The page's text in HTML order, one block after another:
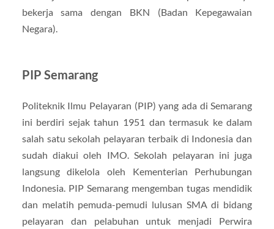
bekerja sama dengan BKN (Badan Kepegawaian
Negara).
PIP Semarang
Politeknik Ilmu Pelayaran (PIP) yang ada di Semarang
ini berdiri sejak tahun 1951 dan termasuk ke dalam
salah satu sekolah pelayaran terbaik di Indonesia dan
sudah diakui oleh IMO. Sekolah pelayaran ini juga
langsung dikelola oleh Kementerian Perhubungan
Indonesia. PIP Semarang mengemban tugas mendidik
dan melatih pemuda-pemudi lulusan SMA di bidang
pelayaran dan pelabuhan untuk menjadi Perwira